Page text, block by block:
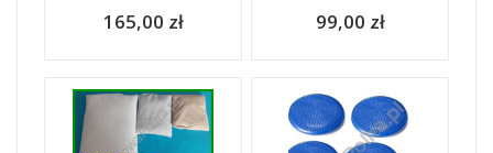
165,00 zł 99,00 zł